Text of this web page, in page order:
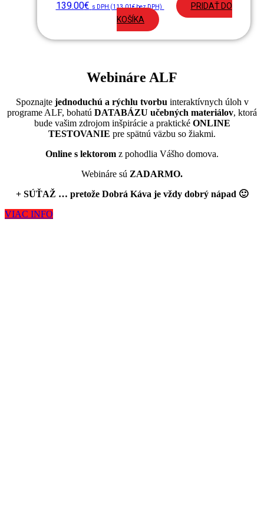
139.00€ s DPH (113.01€bez DPH)
PRIDAŤ DO
KOŠÍKA
Webináre ALF
Spoznajte jednoduchú a rýchlu tvorbuinteraktívnych úloh v
programe ALF, bohatú DATABÁZU učebných materiálov, ktorá
bude vašim zdrojom inšpirácie a praktické ONLINE
TESTOVANIE pre spätnú väzbu so žiakmi.
Online s lektorom z pohodlia Vášho domova.
Webináre sú ZADARMO.
+ SÚŤAŽ … pretože Dobrá Káva je vždy dobrý nápad 🙂
VIAC INFO